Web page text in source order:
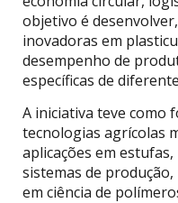
objetivo é
inovadoras em
desempenho de
específicas de
A iniciativa teve como
tecnologias agrícolas
aplicações em
sistemas de
em ciência de